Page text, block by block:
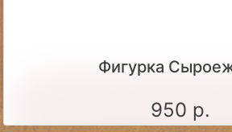
Фигурка
950 р.